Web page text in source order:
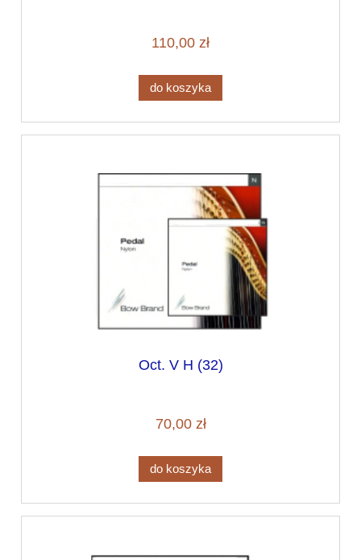
110,00 zł
do koszyka
Oct. V H (32)
70,00 zł
do koszyka